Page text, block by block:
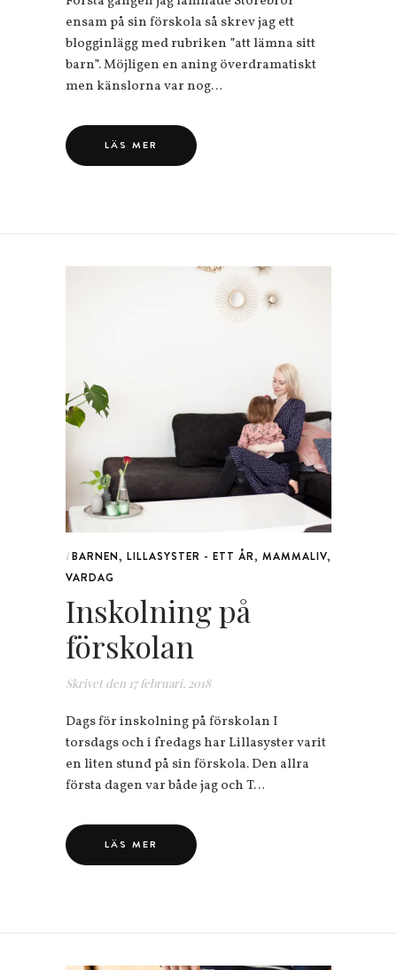
ensam på sin förskola så skrev jag ett
blogginlägg med rubriken ”att lämna sitt
barn”. Möjligen en aning överdramatiskt
men känslorna var nog…
LÄS MER
i BARNEN, LILLASYSTER - ETT ÅR, MAMMALIV,
VARDAG
Inskolning på
förskolan
Skrivet den 17 februari, 2018
Dags för inskolning på förskolan I
torsdags och i fredags har Lillasyster varit
en liten stund på sin förskola. Den allra
första dagen var både jag och T…
LÄS MER